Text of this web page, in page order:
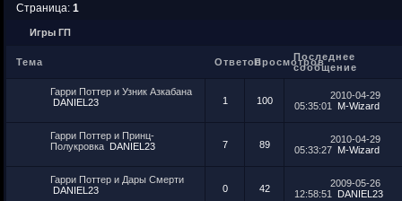
Игры ГП
Страница:1
Тема ОтветовПросмотровПоследнее
сообщение
Гарри Поттер и Узник Азкабана
DANIEL23
1 100
2010-04-29
05:35:01
M-Wizard
Гарри Поттер и Принц-
Полукровка DANIEL23 7 89
2010-04-29
05:33:27 M-Wizard
Гарри Поттер и Дары Смерти
DANIEL23
0 42
2009-05-26
12:58:51
DANIEL23